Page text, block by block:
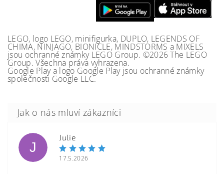
LEGO, logo LEGO, minifigurka, DUPLO, LEGENDS OF
CHIMA, NINJAGO, BIONICLE, MINDSTORMS a MIXELS
jsou ochranné známky LEGO Group. ©2026 The LEGO
Group. Všechna práva vyhrazena.
Google Play a logo Google Play jsou ochranné známky
společnosti Google LLC.
J
Julie
17.5.2026